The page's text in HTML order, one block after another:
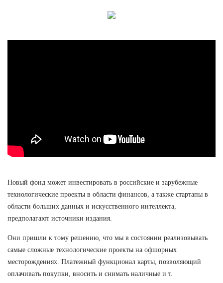
Новый фонд может инвестировать в российские и зарубежные
технологические проекты в области финансов, а также стартапы в
области больших данных и искусственного интеллекта,
предполагают источники издания.
Они пришли к тому решению, что мы в состоянии реализовывать
самые сложные технологические проекты на офшорных
месторождениях. Платежный функционал карты, позволяющий
оплачивать покупки, вносить и снимать наличные и т.